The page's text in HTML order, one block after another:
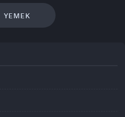
YEMEK